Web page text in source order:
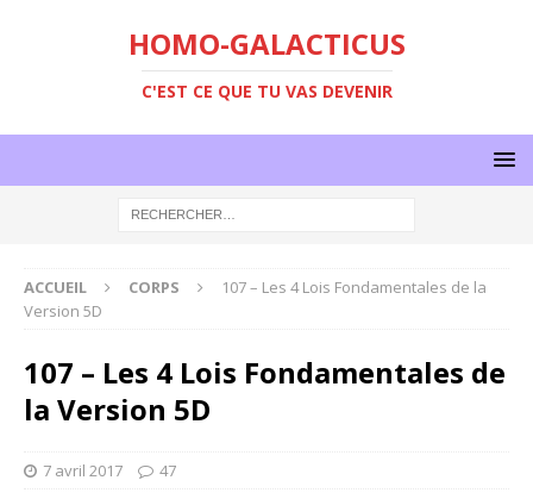
HOMO-GALACTICUS
C'EST CE QUE TU VAS DEVENIR
ACCUEIL CORPS
107 – Les 4 Lois Fondamentales de la
Version 5D
107 – Les 4 Lois Fondamentales de
la Version 5D
7 avril 2017 47